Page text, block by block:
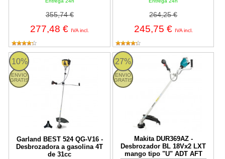
355,74 €
277,48 € IVA incl.
264,25 €
245,75 € IVA incl.
10%
ENVIO
GRATIS
Garland BEST 524 QG-V16 -
Desbrozadora a gasolina 4T
de 31cc
BEST 524QG-V16 Garland 27%
ENVIO
GRATIS
Makita DUR369AZ -
Desbrozador BL 18Vx2 LXT
mango tipo "U" ADT AFT
Makita DUR369AZ -